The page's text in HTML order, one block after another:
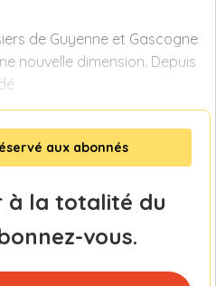
de Guyenne et Gascogne
nouvelle dimension. Depuis
aux abonnés
à la totalité du
vous.